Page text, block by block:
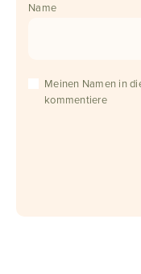
Name
Meinen Namen in
kommentiere